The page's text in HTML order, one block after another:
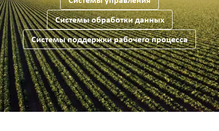
Системы обработки данных
Системы поддержки рабочего процесса